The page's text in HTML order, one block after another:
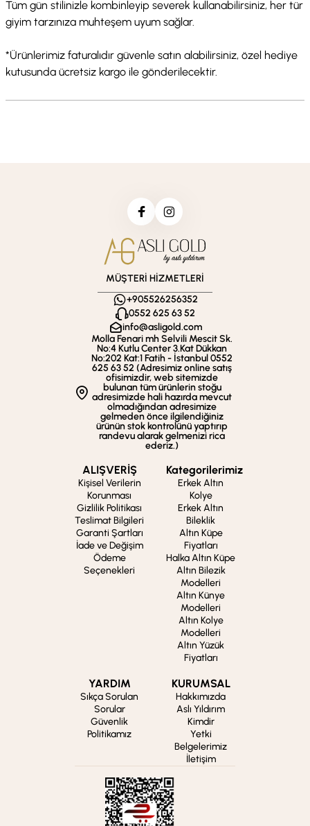
Tüm gün stilinizle kombinleyip severek kullanabilirsiniz, her tür
giyim tarzınıza muhteşem uyum sağlar.
*Ürünlerimiz faturalıdır güvenle satın alabilirsiniz, özel hediye
kutusunda ücretsiz kargo ile gönderilecektir.
MÜŞTERİ HİZMETLERİ
+905526256352
0552 625 63 52
info@asligold.com
Molla Fenari mh Selvili Mescit Sk.
No:4 Kutlu Center 3.Kat Dükkan
No:202 Kat:1 Fatih - İstanbul 0552
625 63 52 (Adresimiz online satış
ofisimizdir, web sitemizde
bulunan tüm ürünlerin stoğu
adresimizde hali hazırda mevcut
olmadığından adresimize
gelmeden önce ilgilendiğiniz
ürünün stok kontrolünü yaptırıp
randevu alarak gelmenizi rica
ederiz.)
ALIŞVERİŞ
Kişisel Verilerin
Korunması
Gizlilik Politikası
Teslimat Bilgileri
Garanti Şartları
İade ve Değişim
Ödeme
Seçenekleri
Kategorilerimiz
Erkek Altın
Kolye
Erkek Altın
Bileklik
Altın Küpe
Fiyatları
Halka Altın Küpe
Altın Bilezik
Modelleri
Altın Künye
Modelleri
Altın Kolye
Modelleri
Altın Yüzük
Fiyatları
YARDIM
Sıkça Sorulan
Sorular
Güvenlik
Politikamız
KURUMSAL
Hakkımızda
Aslı Yıldırım
Kimdir
Yetki
Belgelerimiz
İletişim